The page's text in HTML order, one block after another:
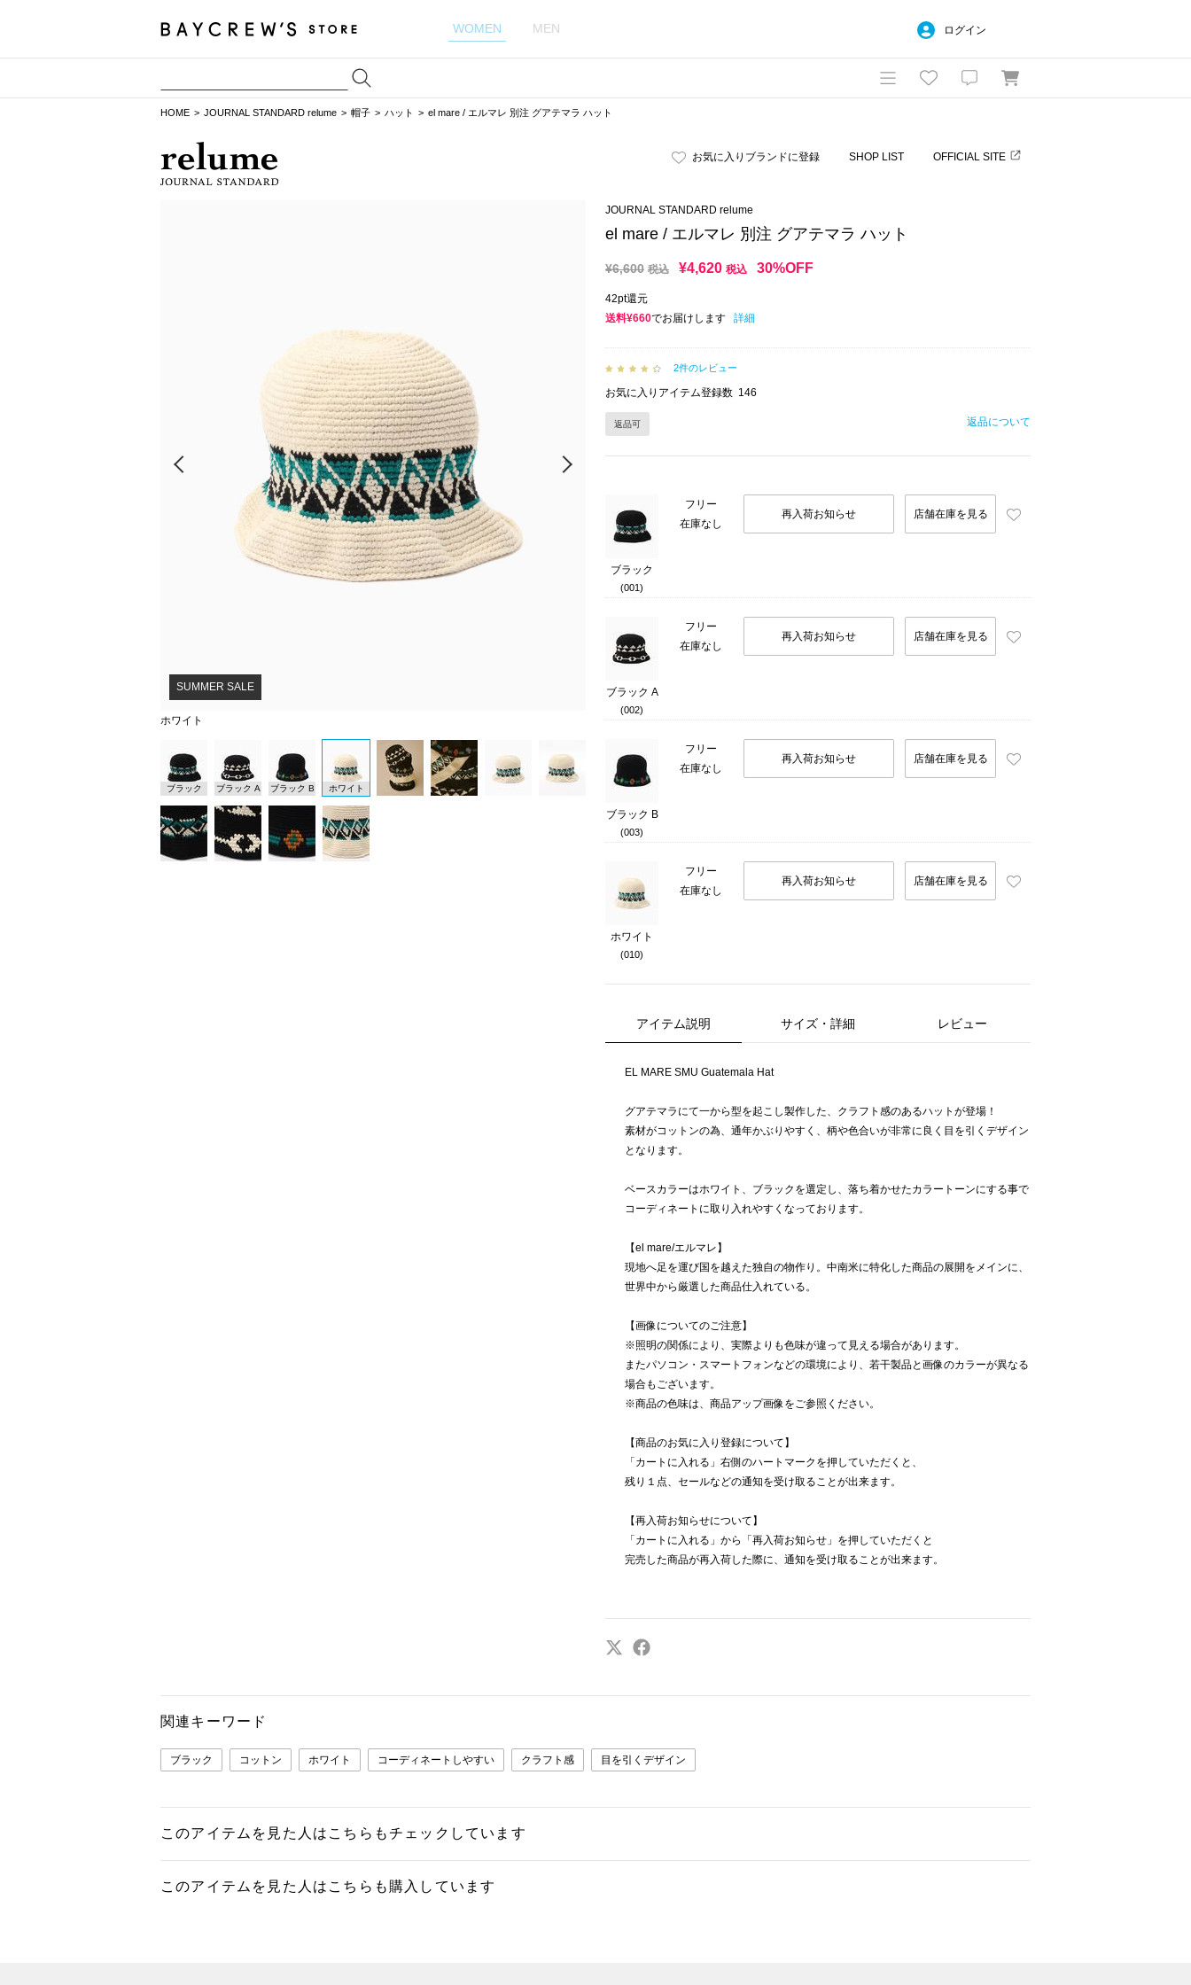
WOMEN MEN ログイン
HOME JOURNAL STANDARD relume 帽子 ハット el mare / エルマレ 別注 グアテマラ ハット
お気に入りブランドに登録 SHOP LIST OFFICIAL SITE
ホワイト
Next
SUMMER SALE
ブラック ブラック A ブラック B ホワイト
JOURNAL STANDARD relume
el mare / エルマレ 別注 グアテマラ ハット
¥6,600 税込 ¥4,620 税込 30%OFF
42pt還元
送料¥660でお届けします 詳細
2件のレビュー
お気に入りアイテム登録数 146
返品可 返品について
ブラック
(001)
フリー
在庫なし
再入荷お知らせ 店舗在庫を見る
ブラック A
(002)
フリー
在庫なし
再入荷お知らせ 店舗在庫を見る
ブラック B
(003)
フリー
在庫なし
再入荷お知らせ 店舗在庫を見る
ホワイト
(010)
フリー
在庫なし
再入荷お知らせ 店舗在庫を見る
アイテム説明 サイズ・詳細 レビュー
EL MARE SMU Guatemala Hat
グアテマラにて一から型を起こし製作した、クラフト感のあるハットが登場！
素材がコットンの為、通年かぶりやすく、柄や色合いが非常に良く目を引くデザイン
となります。
ベースカラーはホワイト、ブラックを選定し、落ち着かせたカラートーンにする事で
コーディネートに取り入れやすくなっております。
【el mare/エルマレ】
現地へ足を運び国を越えた独自の物作り。中南米に特化した商品の展開をメインに、
世界中から厳選した商品仕入れている。
【画像についてのご注意】
※照明の関係により、実際よりも色味が違って見える場合があります。
またパソコン・スマートフォンなどの環境により、若干製品と画像のカラーが異なる
場合もございます。
※商品の色味は、商品アップ画像をご参照ください。
【商品のお気に入り登録について】
「カートに入れる」右側のハートマークを押していただくと、
残り１点、セールなどの通知を受け取ることが出来ます。
【再入荷お知らせについて】
「カートに入れる」から「再入荷お知らせ」を押していただくと
完売した商品が再入荷した際に、通知を受け取ることが出来ます。
関連キーワード
ブラック コットン ホワイト コーディネートしやすい クラフト感 目を引くデザイン
このアイテムを見た人はこちらもチェックしています
このアイテムを見た人はこちらも購入しています